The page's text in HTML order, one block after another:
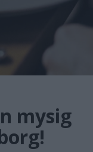
mysig